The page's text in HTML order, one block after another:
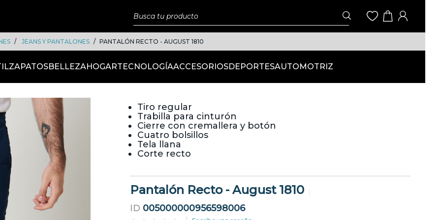
JEANS Y PANTALONES PANTALÓN RECTO - AUGUST 1810
ZAPATOSBELLEZAHOGARTECNOLOGÍAACCESORIOSDEPORTESAUTOMOTRIZ
Tiro regular
Trabilla para cinturón
Cierre con cremallera y botón
Cuatro bolsillos
Tela llana
Corte recto
Pantalón Recto - August 1810
ID 005000000956598006